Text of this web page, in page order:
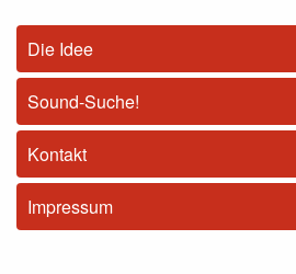
Die Idee
Sound-Suche!
Kontakt
Impressum